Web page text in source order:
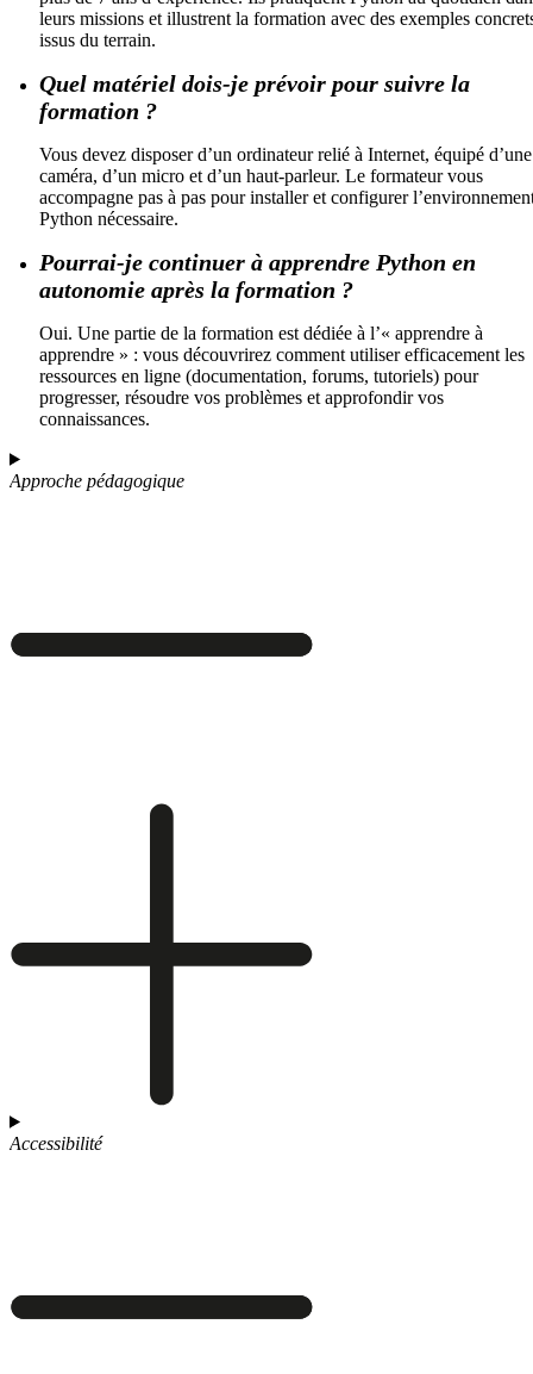
leurs missions et illustrent la formation avec des exemples
issus du terrain.
Quel matériel dois-je prévoir pour suivre la
formation ?
Vous devez disposer d’un ordinateur relié à Internet, équipé d’une
caméra, d’un micro et d’un haut-parleur. Le formateur vous
accompagne pas à pas pour installer et configurer
Python nécessaire.
Pourrai-je continuer à apprendre Python en
autonomie après la formation ?
Oui. Une partie de la formation est dédiée à l’« apprendre à
apprendre » : vous découvrirez comment utiliser efficacement les
ressources en ligne (documentation, forums, tutoriels) pour
progresser, résoudre vos problèmes et approfondir vos
connaissances.
Approche pédagogique
Accessibilité